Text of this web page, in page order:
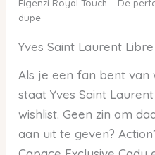
Figenzi Royal Touch – De
dupe
Yves Saint Laurent
Als je een fan bent van
staat Yves Saint
wishlist. Geen zin om
aan uit te geven?